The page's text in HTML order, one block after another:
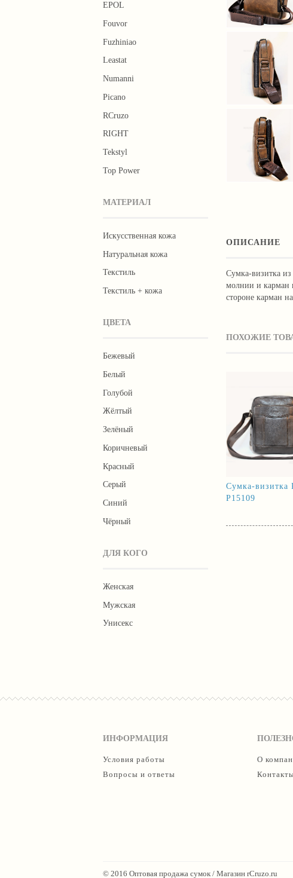
EPOL
Fouvor
Fuzhiniao
Leastat
Numanni
Picano
RCruzo
RIGHT
Tekstyl
Тор Роwer
МАТЕРИАЛ
Искусственная кожа
Натуральная кожа
Текстиль
Текстиль + кожа
ЦВЕТА
Бежевый
Белый
Голубой
Жёлтый
Зелёный
Коричневый
Красный
Серый
Синий
Чёрный
ДЛЯ КОГО
Женская
Мужская
Унисекс
ОПИСАНИЕ
Сумка-визитка
молнии и карман
стороне карман
ПОХОЖИЕ
Сумка-визитка
Р15109
ИНФОРМАЦИЯ
Условия работы
Вопросы и ответы
О
© 2016 Оптовая продажа сумок / Магазин rCruzo.ru